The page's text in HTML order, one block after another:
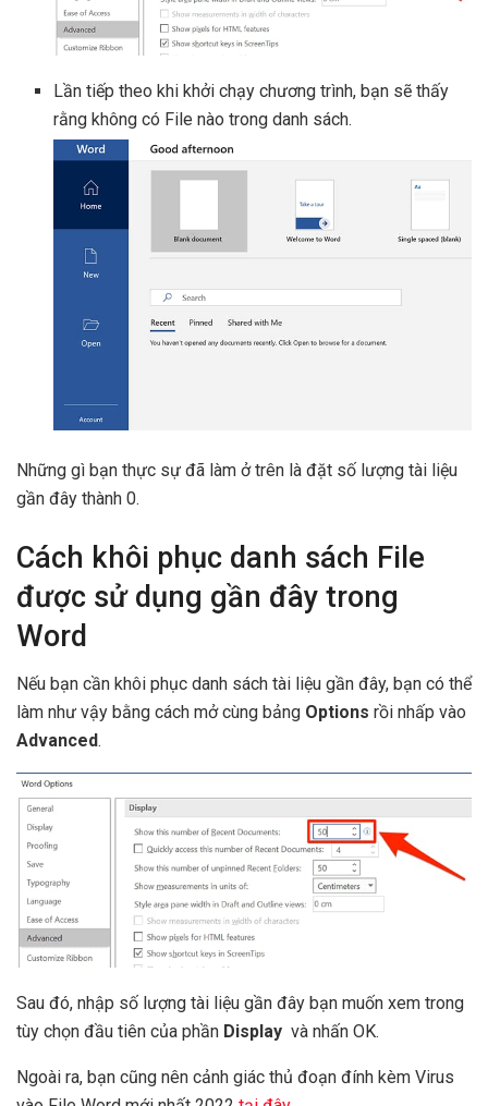
Lần tiếp theo khi khởi chạy chương trình, bạn sẽ thấy
rằng không có File nào trong danh sách.
Những gì bạn thực sự đã làm ở trên là đặt số lượng tài liệu
gần đây thành 0.
Cách khôi phục danh sách File
được sử dụng gần đây trong
Word
Nếu bạn cần khôi phục danh sách tài liệu gần đây, bạn có thể
làm như vậy bằng cách mở cùng bảng Options rồi nhấp vào
Advanced.
Sau đó, nhập số lượng tài liệu gần đây bạn muốn xem trong
tùy chọn đầu tiên của phần Display và nhấn OK.
Ngoài ra, bạn cũng nên cảnh giác thủ đoạn đính kèm Virus